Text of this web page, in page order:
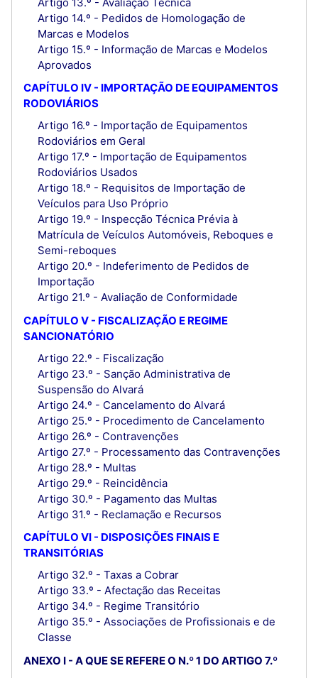
Artigo 14.º - Pedidos de Homologação de
Marcas e Modelos
Artigo 15.º - Informação de Marcas e Modelos
Aprovados
CAPÍTULO IV - IMPORTAÇÃO DE EQUIPAMENTOS
RODOVIÁRIOS
Artigo 16.º - Importação de Equipamentos
Rodoviários em Geral
Artigo 17.º - Importação de Equipamentos
Rodoviários Usados
Artigo 18.º - Requisitos de Importação de
Veículos para Uso Próprio
Artigo 19.º - Inspecção Técnica Prévia à
Matrícula de Veículos Automóveis, Reboques e
Semi-reboques
Artigo 20.º - Indeferimento de Pedidos de
Importação
Artigo 21.º - Avaliação de Conformidade
CAPÍTULO V - FISCALIZAÇÃO E REGIME
SANCIONATÓRIO
Artigo 22.º - Fiscalização
Artigo 23.º - Sanção Administrativa de
Suspensão do Alvará
Artigo 24.º - Cancelamento do Alvará
Artigo 25.º - Procedimento de Cancelamento
Artigo 26.º - Contravenções
Artigo 27.º - Processamento das Contravenções
Artigo 28.º - Multas
Artigo 29.º - Reincidência
Artigo 30.º - Pagamento das Multas
Artigo 31.º - Reclamação e Recursos
CAPÍTULO VI - DISPOSIÇÕES FINAIS E
TRANSITÓRIAS
Artigo 32.º - Taxas a Cobrar
Artigo 33.º - Afectação das Receitas
Artigo 34.º - Regime Transitório
Artigo 35.º - Associações de Profissionais e de
Classe
ANEXO I - A QUE SE REFERE O N.º 1 DO ARTIGO 7.º